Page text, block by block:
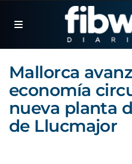
Mallorca
economía
nueva planta
de Llucmajor